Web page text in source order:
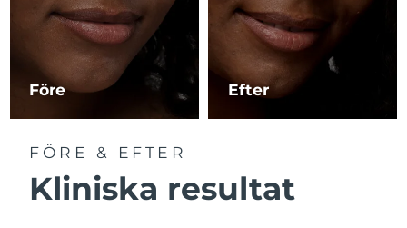
Före Efter
FÖRE & EFTER
Kliniska resultat
Macao SAR Förväntad leverans 8/12/26
Malaysia Förväntad leverans
Mexiko